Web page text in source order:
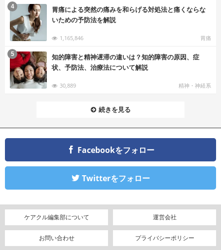
胃痛による突然の痛みを和らげる対処法と痛くならな
いための予防法を解説
1,165,846 胃痛
4
知的障害と精神遅滞の違いは？知的障害の原因、症
状、予防法、治療法について解説
30,889 精神・神経系
5
続きを見る
Facebookをフォロー
Twitterをフォロー
ケアクル編集部について 運営会社
お問い合わせ プライバシーポリシー